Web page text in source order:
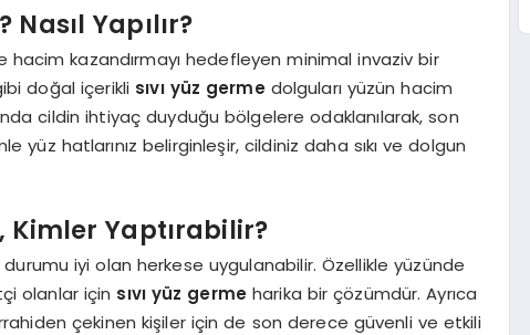
Yapılır?
hacim kazandırmayı hedefleyen minimal invaziv bir
doğal içerikli sıvı yüz germedolguları yüzün hacim
cildin ihtiyaç duyduğu bölgelere odaklanılarak, son
hatlarınız belirginleşir, cildiniz daha sıkı ve dolgun
Kimler Yaptırabilir?
durumu iyi olan herkese uygulanabilir. Özellikle yüzünde
olanlar için sıvı yüz germe harika bir çözümdür. Ayrıca
çekinen kişiler için de son derece güvenli ve etkili